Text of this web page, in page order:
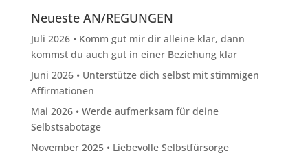
Neueste AN/REGUNGEN
Juli 2026 • Komm gut mir dir alleine klar, dann
kommst du auch gut in einer Beziehung klar
Juni 2026 • Unterstütze dich selbst mit stimmigen
Affirmationen
Mai 2026 • Werde aufmerksam für deine
Selbstsabotage
November 2025 • Liebevolle Selbstfürsorge